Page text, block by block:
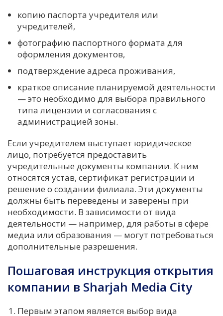
копию паспорта учредителя или
учредителей,
фотографию паспортного формата для
оформления документов,
подтверждение адреса проживания,
краткое описание планируемой деятельности
— это необходимо для выбора правильного
типа лицензии и согласования с
администрацией зоны.
Если учредителем выступает юридическое
лицо, потребуется предоставить
учредительные документы компании. К ним
относятся устав, сертификат регистрации и
решение о создании филиала. Эти документы
должны быть переведены и заверены при
необходимости. В зависимости от вида
деятельности — например, для работы в сфере
медиа или образования — могут потребоваться
дополнительные разрешения.
Пошаговая инструкция открытия
компании в Sharjah Media City
Первым этапом является выбор вида